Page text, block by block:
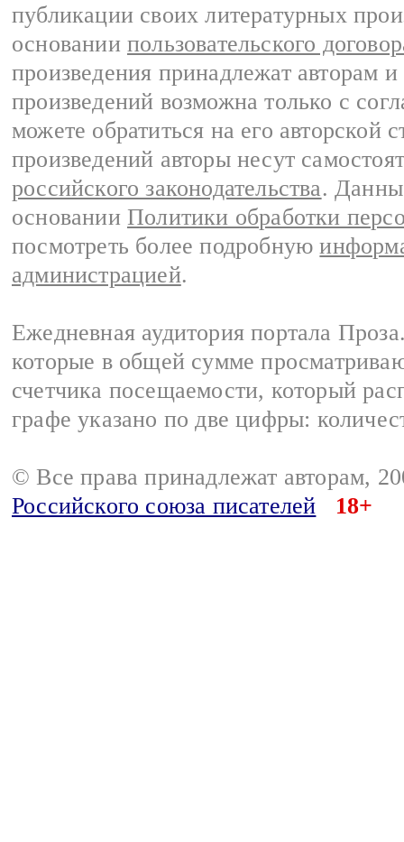
публикации своих литературных
основании пользовательского
произведения принадлежат авторам
произведений возможна только с
можете обратиться на его авторской
произведений авторы несут
российского законодательства.
основании Политики обработки
посмотреть более подробную
администрацией.
Ежедневная аудитория портала
которые в общей сумме
счетчика посещаемости, который
графе указано по две цифры:
© Все права принадлежат авторам,
Российского союза писателей
18+